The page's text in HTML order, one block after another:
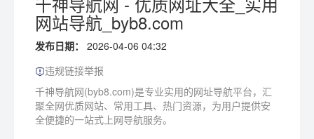
网站导航_byb8.com
发布日期：
2026-04-06 04:32
违规链接举报
千神导航网(byb8.com)是专业实用的网址导航平台，汇
聚全网优质网站、常用工具、热门资源，为用户提供安
全便捷的一站式上网导航服务。